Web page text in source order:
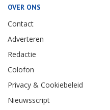
OVER ONS
Contact
Adverteren
Redactie
Colofon
Privacy & Cookiebeleid
Nieuwsscript